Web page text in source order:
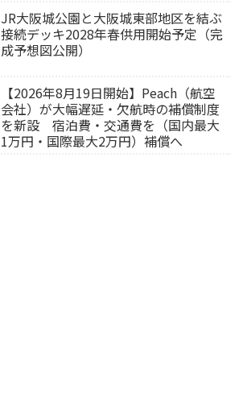
JR大阪城公園と大阪城東部地区を結ぶ
接続デッキ2028年春供用開始予定（完
成予想図公開）
【2026年8月19日開始】Peach（航空
会社）が大幅遅延・欠航時の補償制度
を新設 宿泊費・交通費を（国内最大
1万円・国際最大2万円）補償へ